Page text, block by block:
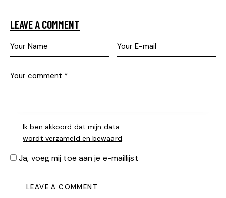
LEAVE A COMMENT
Ik ben akkoord dat mijn data
wordt verzameld en bewaard.
Ja, voeg mij toe aan je e-maillijst